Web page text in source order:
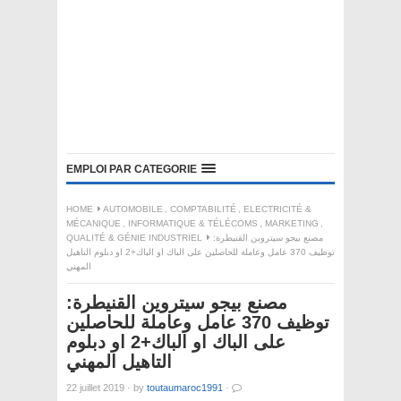
EMPLOI PAR CATEGORIE
HOME AUTOMOBILE , COMPTABILITÉ , ELECTRICITÉ &
MÉCANIQUE , INFORMATIQUE & TÉLÉCOMS , MARKETING ,
QUALITÉ & GÉNIE INDUSTRIEL
مصنع بيجو سيتروين القنيطرة:
توظيف 370 عامل وعاملة للحاصلين على الباك او الباك+2 او دبلوم التاهيل
المهني
مصنع بيجو سيتروين القنيطرة:
توظيف 370 عامل وعاملة للحاصلين
على الباك او الباك+2 او دبلوم
التاهيل المهني
22 juillet 2019 · by toutaumaroc1991 ·